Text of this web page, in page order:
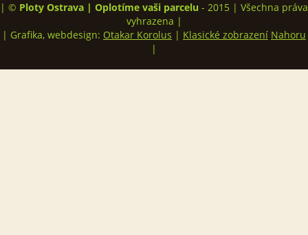
| © Ploty Ostrava | Oplotíme vaši parcelu - 2015 | Všechna práva
vyhrazena |
| Grafika, webdesign: Otakar Korolus | Klasické zobrazení Nahoru
|